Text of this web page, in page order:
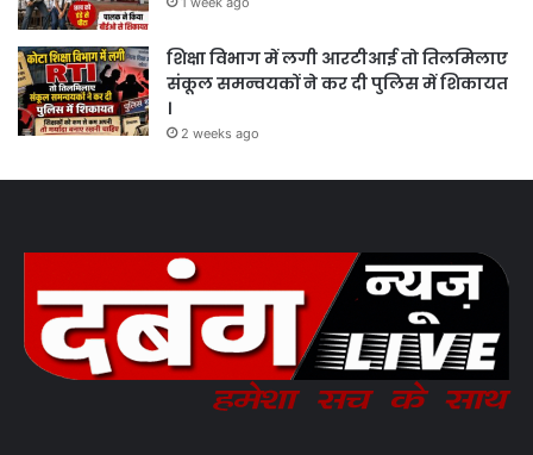
शिक्षा विभाग में लगी आरटीआई तो तिलमिलाए
संकूल समन्वयकों ने कर दी पुलिस में शिकायत
।
2 weeks ago